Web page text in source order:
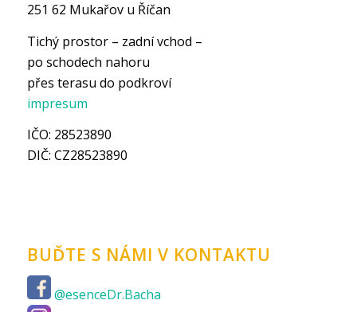
251 62 Mukařov u Říčan
Tichý prostor – zadní vchod –
po schodech nahoru
přes terasu do podkroví
impresum
IČO: 28523890
DIČ: CZ28523890
BUĎTE S NÁMI V KONTAKTU
@esenceDr.Bacha